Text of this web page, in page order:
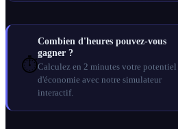
⏱️
Combien d'heures pouvez-vous
gagner ?
Calculez en 2 minutes votre potentiel
d'économie avec notre simulateur
interactif.